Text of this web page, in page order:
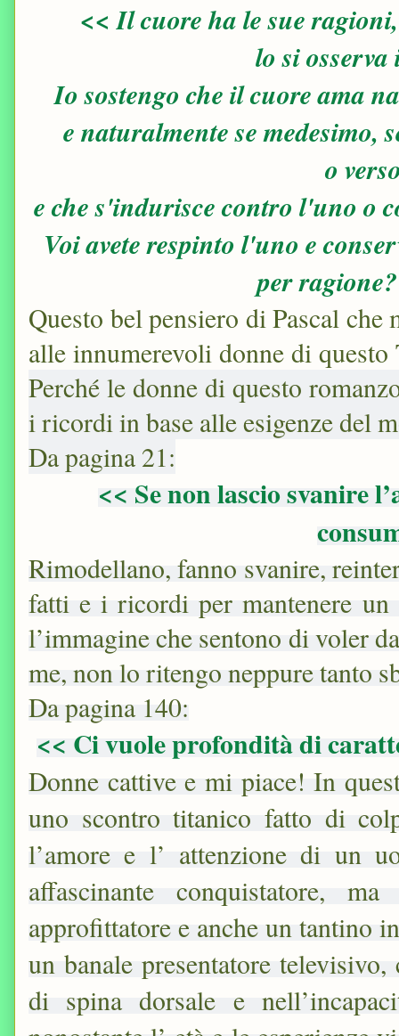
<< Il cuore ha le sue
lo si
Io sostengo che il cuore ama
e naturalmente se medesimo,
o
e che s'indurisce contro l'uno o
Voi avete respinto l'uno e
per
Questo bel pensiero di Pascal
alle innumerevoli donne di
Perché le donne di questo
i ricordi in base alle esigenze del
Da pagina 21:
<< Se non lascio svanire
Rimodellano, fanno svanire,
fatti e i ricordi per mantenere
l’immagine che sentono di voler
me, non lo ritengo neppure tanto
Da pagina 140:
<< Ci vuole profondità di
Donne cattive e mi piace! In
uno scontro titanico fatto di
l’amore e l’ attenzione di un
affascinante conquistatore,
approfittatore e anche un tantino
un banale presentatore
di spina dorsale e